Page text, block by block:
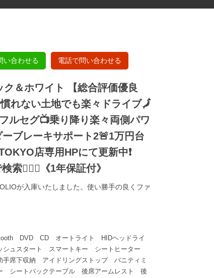
い合わせる 電話で問い合わせる
＆ホワイト 【総合評価優良
れない土地でも楽々ドライブ🗾
ルセグ📺乗り降り楽々両側パワ
ブレーキサポート2🚨1万円台
店専用HPにて更新中❗
🕵️‍♂️🌛《1年保証付》
が入庫いたしました。使い勝手の良くファ
DVD CD オートライト HIDヘッドライ
ュスタート スマートキー シートヒーター
席下収納 アイドリングストップ バニティミ
シートバックテーブル 後席アームレスト 後